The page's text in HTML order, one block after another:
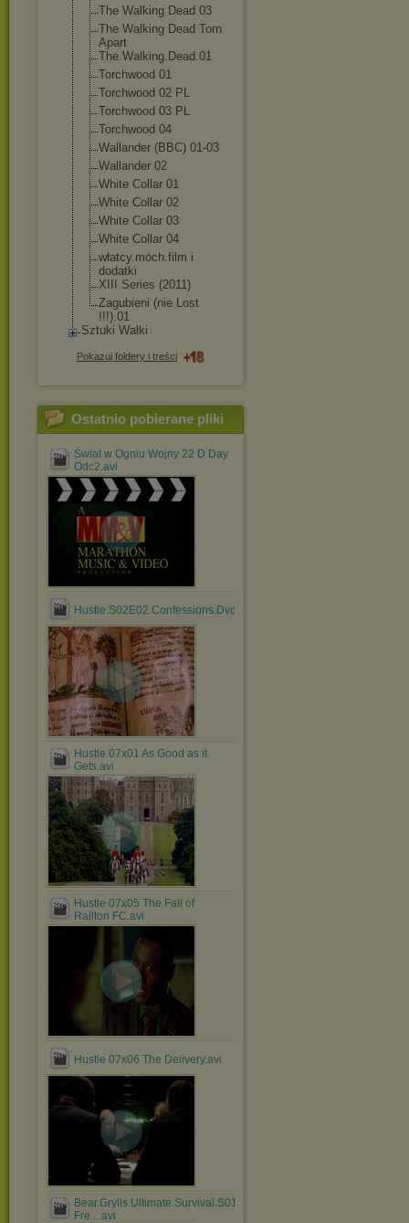
The Walking Dead 03
The Walking Dead Torn
Apart
The.Walking.Dead.01
Torchwood 01
Torchwood 02 PL
Torchwood 03 PL
Torchwood 04
Wallander (BBC) 01-03
Wallander 02
White Collar 01
White Collar 02
White Collar 03
White Collar 04
włatcy.móch.fi lm i
dodatki
XIII Series (2011)
Zagubieni (nie Lost
!!!).01
Sztuki Walki
Pokazuj foldery i treści
Ostatnio pobierane pliki
Świat w Ogniu Wojny 22 D Day
Odc2.avi
Hustle.S02E02.Confessions.DvdRip.Medieval.avi
Hustle 07x01 As Good as it
Gets.avi
Hustle 07x05 The Fall of
Railton FC.avi
Hustle 07x06 The Delivery.avi
Bear.Grylls.Ultimate.Survival.S01E02.European.Alps–
Fre....avi